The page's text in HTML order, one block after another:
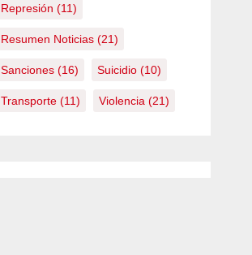
Represión (11)
Resumen Noticias(21)
Sanciones(16) Suicidio(10)
Transporte(11) Violencia (21)